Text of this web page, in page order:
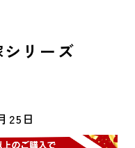
リーズ
25日